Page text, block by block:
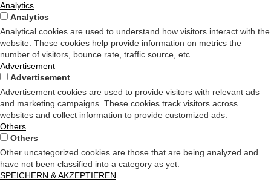
Analytics
Analytics
Analytical cookies are used to understand how visitors interact with the
website. These cookies help provide information on metrics the
number of visitors, bounce rate, traffic source, etc.
Advertisement
Advertisement
Advertisement cookies are used to provide visitors with relevant ads
and marketing campaigns. These cookies track visitors across
websites and collect information to provide customized ads.
Others
Others
Other uncategorized cookies are those that are being analyzed and
have not been classified into a category as yet.
SPEICHERN & AKZEPTIEREN